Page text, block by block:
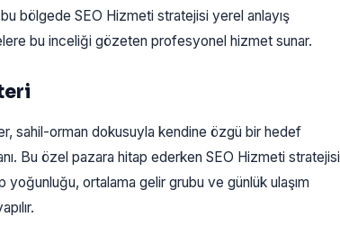
bölgede SEO Hizmeti stratejisi yerel anlayış
bu inceliği gözeten profesyonel hizmet sunar.
sahil-orman dokusuyla kendine özgü bir hedef
Bu özel pazara hitap ederken SEO Hizmeti stratejisi
ortalama gelir grubu ve günlük ulaşım